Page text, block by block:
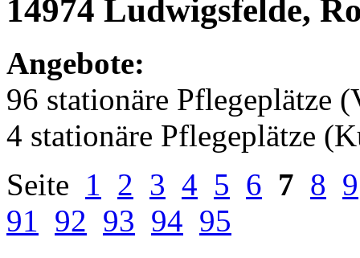
14974 Ludwigsfelde,
Angebote:
96 stationäre Pflegeplätze
4 stationäre Pflegeplätze
Seite 1 2 3 4 5 6 7 8 9
91 92 93 94 95